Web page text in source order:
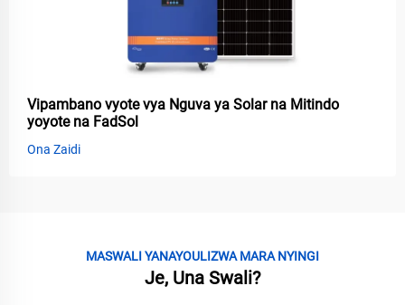
Vipambano vyote vya Nguva ya Solar na Mitindo
yoyote na FadSol
Ona Zaidi
MASWALI YANAYOULIZWA MARA NYINGI
Je, Una Swali?